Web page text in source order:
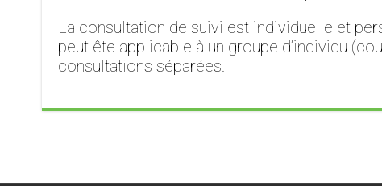
La consultation de suivi est individuelle et
peut ête applicable à un groupe d’individu
consultations séparées.